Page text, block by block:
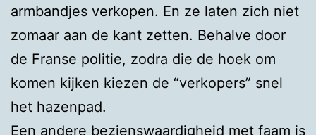
armbandjes verkopen. En ze laten zich niet
zomaar aan de kant zetten. Behalve door
de Franse politie, zodra die de hoek om
komen kijken kiezen de “verkopers” snel
het hazenpad.
Een andere bezienswaardigheid met faam is